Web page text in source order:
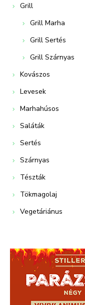
Grill
Grill Marha
Grill Sertés
Grill Szárnyas
Kovászos
Levesek
Marhahúsos
Saláták
Sertés
Szárnyas
Tészták
Tökmagolaj
Vegetáriánus